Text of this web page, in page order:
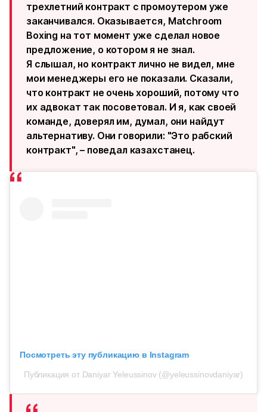
трехлетний контракт с промоутером уже
заканчивался. Оказывается, Matchroom
Boxing на тот момент уже сделал новое
предложение, о котором я не знал.
Я слышал, но контракт лично не видел, мне
мои менеджеры его не показали. Сказали,
что контракт не очень хороший, потому что
их адвокат так посоветовал. И я, как своей
команде, доверял им, думал, они найдут
альтернативу. Они говорили: "Это рабский
контракт", – поведал казахстанец.
Посмотреть эту публикацию в Instagram
Публикация от Daniyar Yeleussinov (@yeleussinovdaniyar)